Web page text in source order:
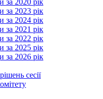
за 2020 рік
за 2023 рік
за 2024 рік
за 2021 рік
за 2022 рік
за 2025 рік
за 2026 рік
сесії